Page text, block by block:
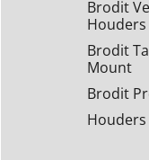
Brodit
Houders
Brodit
Mount
Brodit